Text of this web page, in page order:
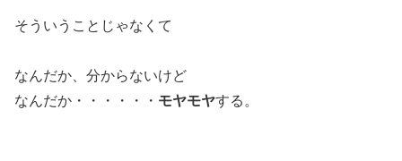
そういうことじゃなくて
なんだか、分からないけど
なんだか・・・・・・ モヤモヤする。